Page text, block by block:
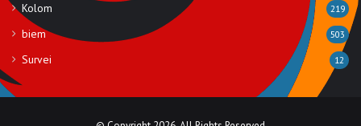
Kolom 219
biem 503
Survei 12